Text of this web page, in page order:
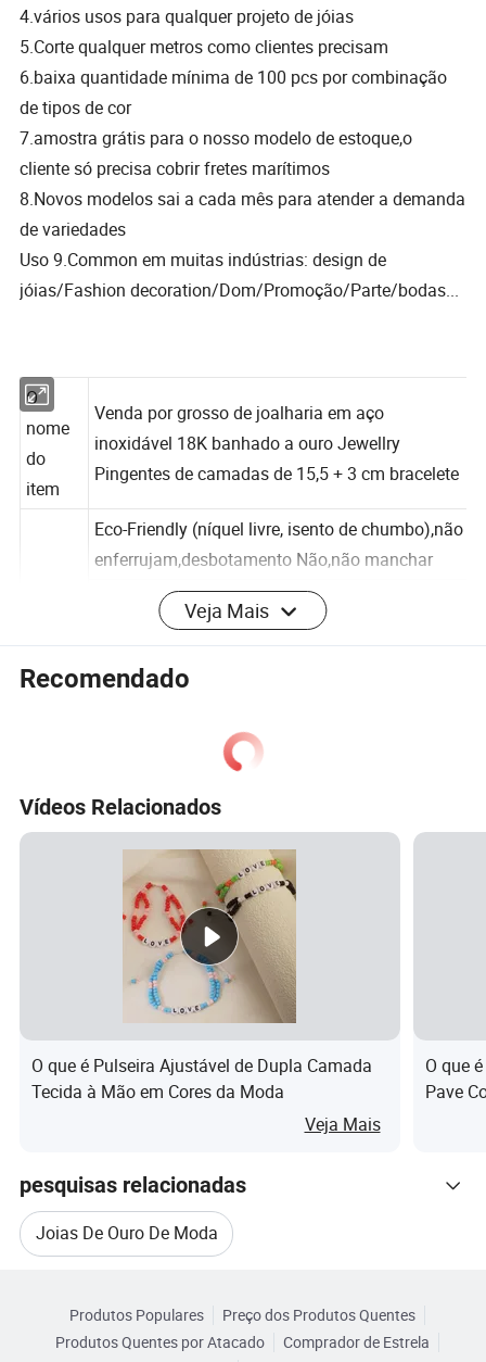
4.vários usos para qualquer projeto de jóias
5.Corte qualquer metros como clientes precisam
6.baixa quantidade mínima de 100 pcs por combinação
de tipos de cor
7.amostra grátis para o nosso modelo de estoque,o
cliente só precisa cobrir fretes marítimos
8.Novos modelos sai a cada mês para atender a demanda
de variedades
Uso 9.Common em muitas indústrias: design de
jóias/Fashion decoration/Dom/Promoção/Parte/bodas...
O
nome
do
Venda por grosso de joalharia em aço
inoxidável 18K banhado a ouro Jewellry
Pingentes de camadas de 15,5 + 3 cm bracelete
Eco-Friendly (níquel livre, isento de chumbo),não
enferrujam,desbotamento Não,não manchar
Mais de mil tipos de jóias acessórios para a
escolha do cliente
Steel,grau cirúrgico steel
mento
15,5 + 3 cm
Prata aço/Gold/rose gold/preto...
Sexo feminino
Alta qualidade banhado a ouro,n. fade,sem
ferrugem.
Quanti
dade
mínim
100 pcs para cada tipo,suporte misturar cores
Aplicáv
el para
Design de jóias/BRICOLAGE
Negóci
adequ
moda company, Loja, Máquina de café, etc
Veja Mais
Recomendado
Vídeos Relacionados
O que é Pulseira Ajustável de Dupla Camada
Tecida à Mão em Cores da Moda
Veja Mais
O que
Pave
pesquisas relacionadas
Joias De Ouro De Moda
Joias De Pulseira De Prata De Moda
Navegue por Categorias
Produtos Populares
Preço dos Produtos Quentes
Produtos Quentes por Atacado
Comprador de Estrela